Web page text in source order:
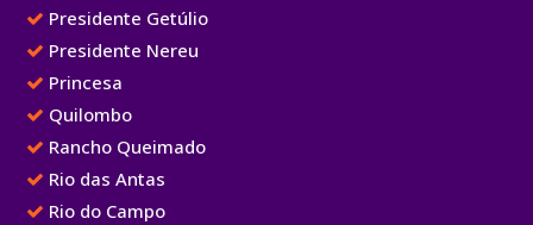
Presidente Getúlio
Presidente Nereu
Princesa
Quilombo
Rancho Queimado
Rio das Antas
Rio do Campo